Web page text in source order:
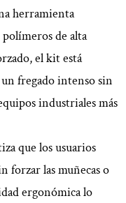
herramienta
de alta
el kit está
fregado intenso sin
industriales más
que los usuarios
forzar las muñecas o
ergonómica lo